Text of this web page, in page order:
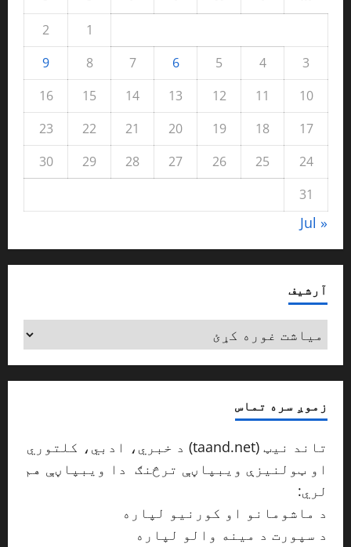
1
2
3
4
5
6
7
8
9
10
11
12
13
14
15
16
17
18
19
20
21
22
23
24
25
26
27
28
29
30
31
« Jul
آرشیف
آرشیف
زموږ سره تماس
تاند نیټ (taand.net) د خبري، ادبي، کلتوري
او ټولنیزې ویبپاڼې ترڅنګ دا ویبپاڼې هم
لري:
د ماشومانو او کورنیو لپاره
د سپورت د مینه والو لپاره